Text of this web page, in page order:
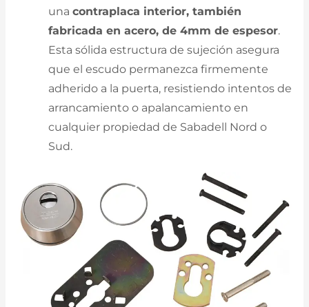
unacontraplaca interior, también
fabricada en acero, de 4mm de espesor.
Esta sólida estructura de sujeción asegura
que el escudo permanezca firmemente
adherido a la puerta, resistiendo intentos de
arrancamiento o apalancamiento en
cualquier propiedad de Sabadell Nord o
Sud.